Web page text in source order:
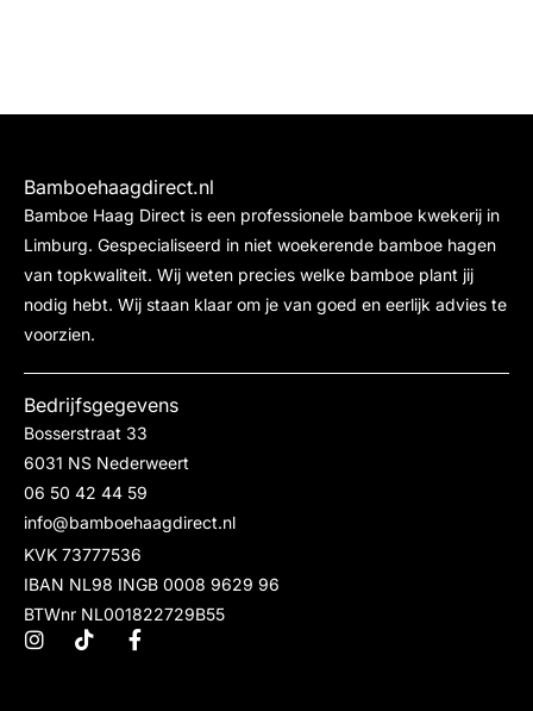
Bamboehaagdirect.nl
Bamboe Haag Direct is een professionele bamboe kwekerij in
Limburg. Gespecialiseerd in niet woekerende bamboe hagen
van topkwaliteit. Wij weten precies welke bamboe plant jij
nodig hebt. Wij staan klaar om je van goed en eerlijk advies te
voorzien.
Bedrijfsgegevens
Bosserstraat 33
6031 NS Nederweert
06 50 42 44 59
info@bamboehaagdirect.nl
KVK 73777536
IBAN NL98 INGB 0008 9629 96
BTWnr NL001822729B55